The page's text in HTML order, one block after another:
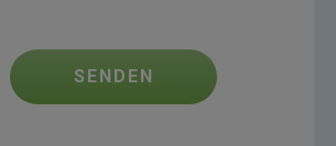
SENDEN